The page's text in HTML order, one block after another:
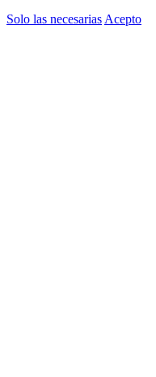
Solo las necesarias Acepto